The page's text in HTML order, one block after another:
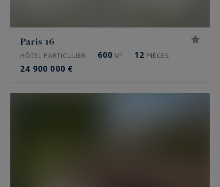
Paris 16
HÔTEL PARTICULIER 600 M² 12 PIÈCES
24 900 000 €